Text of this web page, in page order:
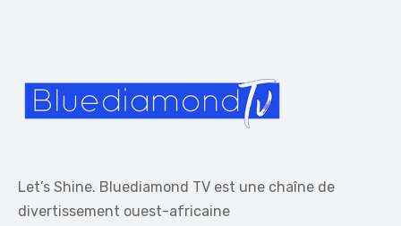
Let’s Shine. Bluediamond TV est une chaîne de
divertissement ouest-africaine